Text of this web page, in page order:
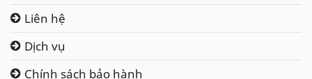
Liên hệ
Dịch vụ
Chính sách bảo hành